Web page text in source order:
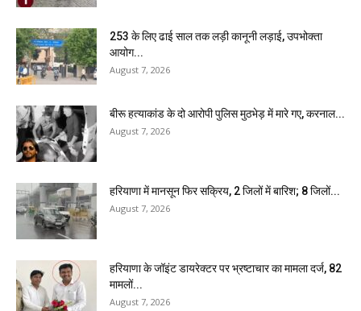
₹253 के लिए ढाई साल तक लड़ी कानूनी लड़ाई, उपभोक्ता
आयोग...
August 7, 2026
बीरू हत्याकांड के दो आरोपी पुलिस मुठभेड़ में मारे गए, करनाल...
August 7, 2026
हरियाणा में मानसून फिर सक्रिय, 2 जिलों में बारिश; 8 जिलों...
August 7, 2026
हरियाणा के जॉइंट डायरेक्टर पर भ्रष्टाचार का मामला दर्ज, 82
मामलों...
August 7, 2026